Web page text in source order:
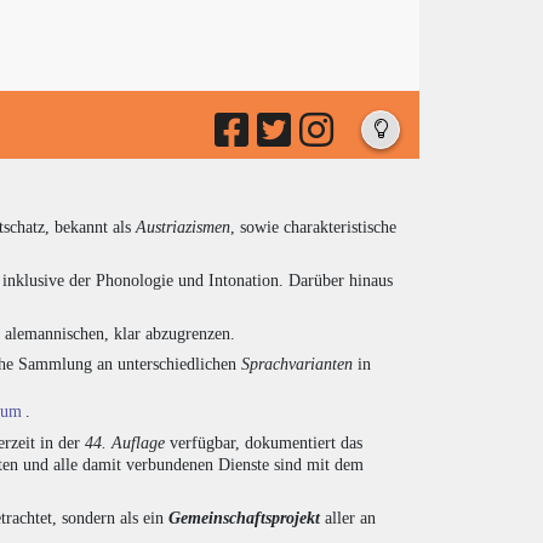
bekannt als Austriazismen , sowie charakteristische
der Phonologie und Intonation. Darüber hinaus
klar abzugrenzen.
Sammlung an unterschiedlichen Sprachvarianten in
in der 44. Auflage verfügbar, dokumentiert das
und alle damit verbundenen Dienste sind mit dem
sondern als ein Gemeinschaftsprojektaller an